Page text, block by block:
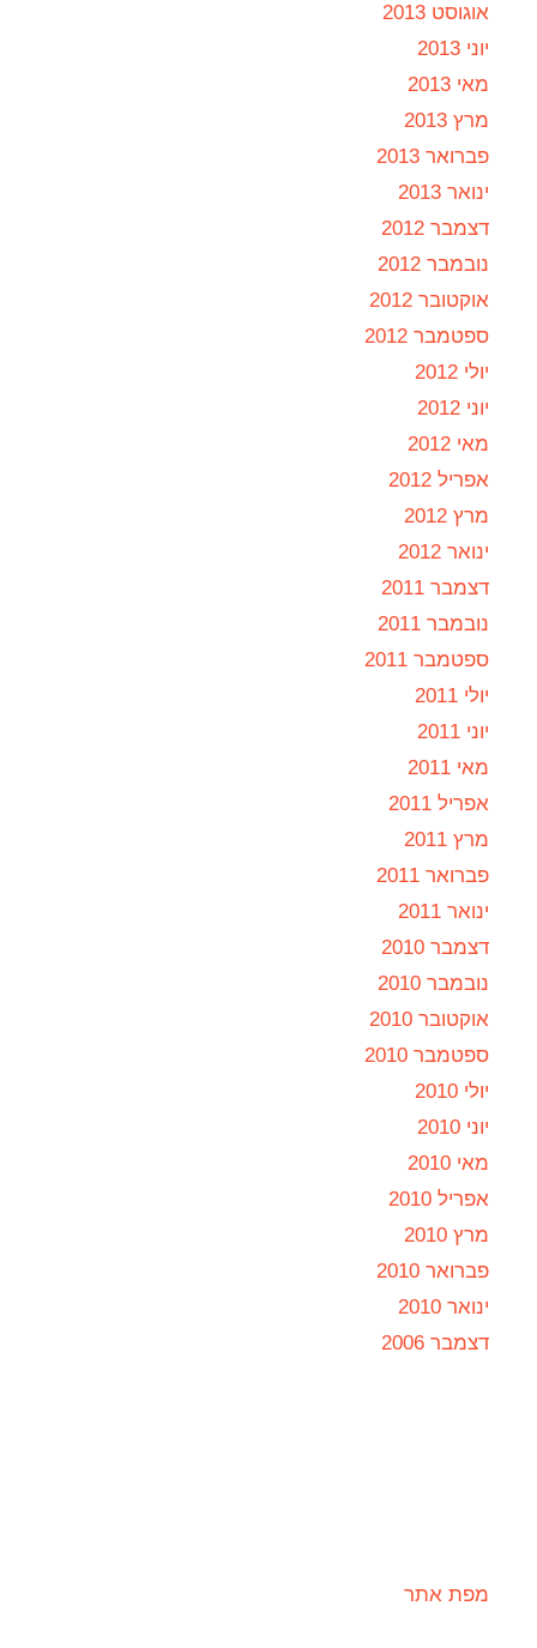
אוגוסט 2013
יוני 2013
מאי 2013
מרץ 2013
פברואר 2013
ינואר 2013
דצמבר 2012
נובמבר 2012
אוקטובר 2012
ספטמבר 2012
יולי 2012
יוני 2012
מאי 2012
אפריל 2012
מרץ 2012
ינואר 2012
דצמבר 2011
נובמבר 2011
ספטמבר 2011
יולי 2011
יוני 2011
מאי 2011
אפריל 2011
מרץ 2011
פברואר 2011
ינואר 2011
דצמבר 2010
נובמבר 2010
אוקטובר 2010
ספטמבר 2010
יולי 2010
יוני 2010
מאי 2010
אפריל 2010
מרץ 2010
פברואר 2010
ינואר 2010
דצמבר 2006
מפת אתר